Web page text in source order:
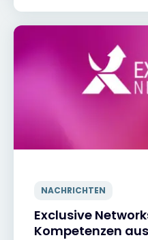
NACHRICHTEN
Exclusive
Kompetenzen aus